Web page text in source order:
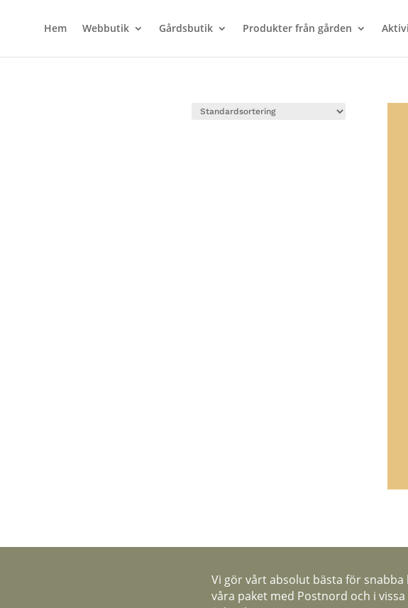
Hem Webbutik Gårdsbutik Produkter från gården
Vi gör vårt absolut bästa för snabba
våra paket med Postnord och i vissa